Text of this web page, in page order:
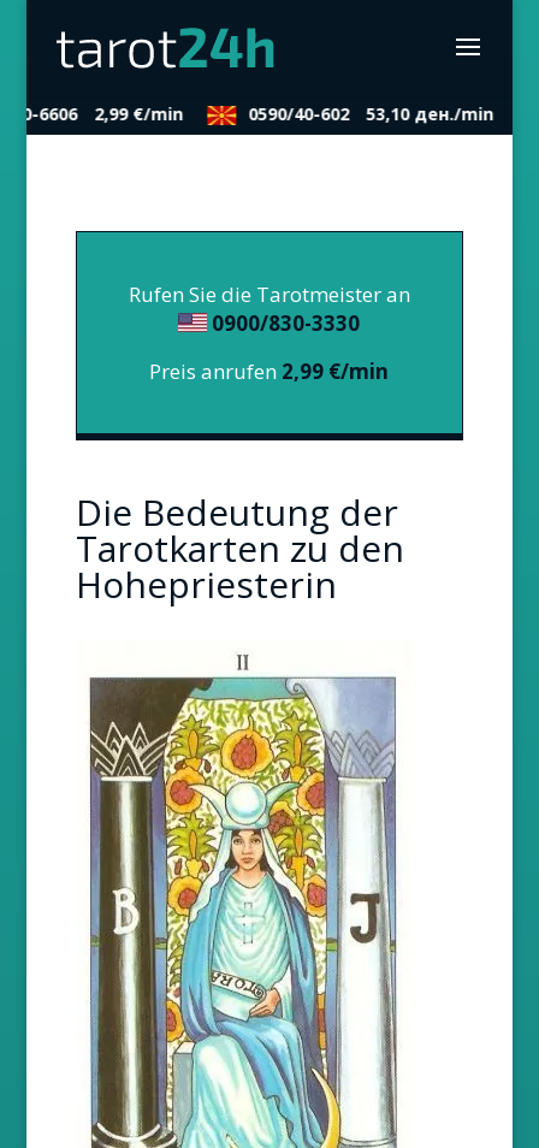
6606 2,99 €/min 0590/40-602 53,10 ден./min
Rufen Sie die Tarotmeister an
0900/830-3330
Preis anrufen 2,99 €/min
Die Bedeutung der
Tarotkarten zu den
Hohepriesterin